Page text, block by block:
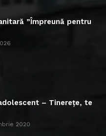
”Împreună pentru
– Tinerețe, te
2020